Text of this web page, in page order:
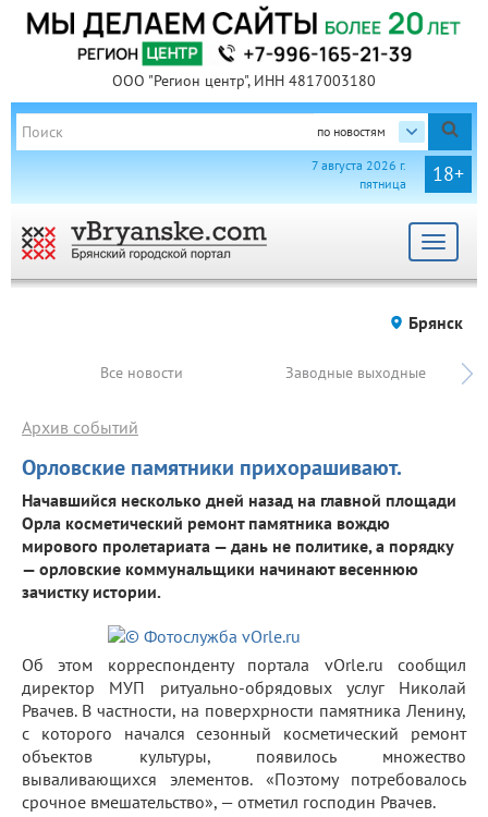
ООО "Регион центр", ИНН 4817003180
по новостям
18+
7 августа 2026 г.
пятница
Toggle
Брянск
Все новости Заводные выходные
Орловские памятники прихорашивают.
Архив событий
Начавшийся несколько дней назад на главной площади
Орла косметический ремонт памятника вождю
мирового пролетариата — дань не политике, а порядку
— орловские коммунальщики начинают весеннюю
зачистку истории.
Об этом корреспонденту портала vOrle.ru сообщил
директор МУП ритуально-обрядовых услуг Николай
Рвачев. В частности, на поверхрности памятника Ленину,
с которого начался сезонный косметический ремонт
объектов культуры, появилось множество
вываливающихся элементов. «Поэтому потребовалось
срочное вмешательство», — отметил господин Рвачев.